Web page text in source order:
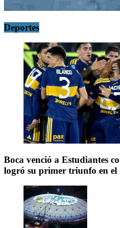
Deportes
Boca venció a Estudiantes
logró su primer triunfo en el